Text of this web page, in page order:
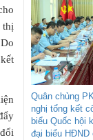
thị
Quân chủng
nghị tổng kết
biểu Quốc hội
đại biểu